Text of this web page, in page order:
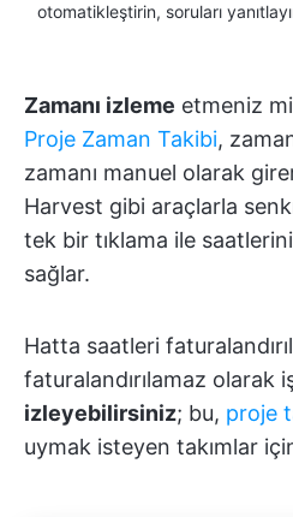
otomatikleştirin, soruları
Zamanı izleme etmeniz
Proje Zaman Takibi,
zamanı manuel olarak
Harvest gibi araçlarla
tek bir tıklama ile
sağlar.
Hatta saatleri
faturalandırılamaz olarak
izleyebilirsiniz; bu, proje
uymak isteyen takımlar